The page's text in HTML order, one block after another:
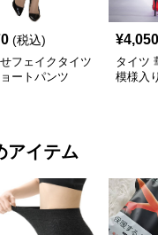
(税込)
フェイクタイツ
ートパンツ
¥4,050
タイツ
模様入
アイテム